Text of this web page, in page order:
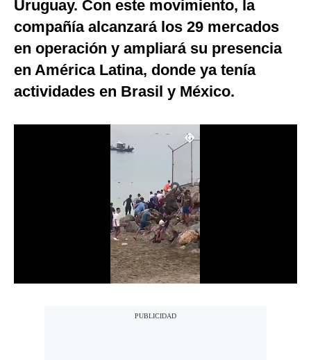
Mix
G de Gestión
Notas Contratadas
Podcast
Uruguay. Con este movimiento, la
compañía alcanzará los 29 mercados
en operación y ampliará su presencia
en América Latina, donde ya tenía
actividades en Brasil y México.